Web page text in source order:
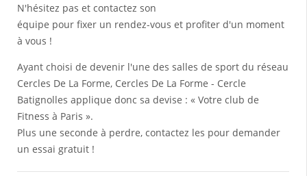
N'hésitez pas et contactez son
équipe pour fixer un rendez-vous et profiter d'un moment
à vous !
Ayant choisi de devenir l'une des salles de sport du réseau
Cercles De La Forme, Cercles De La Forme - Cercle
Batignolles applique donc sa devise : « Votre club de
Fitness à Paris ».
Plus une seconde à perdre, contactez les pour demander
un essai gratuit !